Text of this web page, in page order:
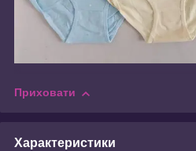
Приховати
Характеристики